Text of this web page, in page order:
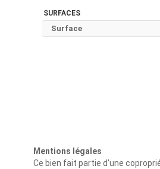
SURFACES
Surface
Mentions légales
Ce bien fait partie d'une